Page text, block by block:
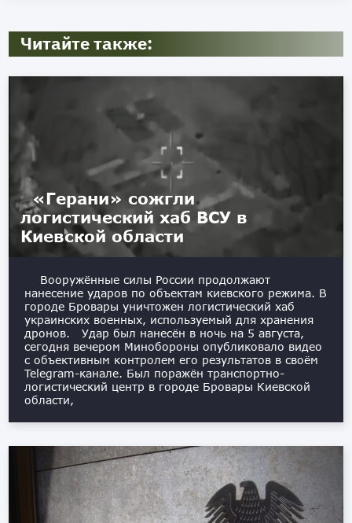
Читайте также:
«Герани» сожгли
логистический хаб ВСУ в
Киевской области
Вооружённые силы России продолжают
нанесение ударов по объектам киевского режима. В
городе Бровары уничтожен логистический хаб
украинских военных, используемый для хранения
дронов. Удар был нанесён в ночь на 5 августа,
сегодня вечером Минобороны опубликовало видео
с объективным контролем его результатов в своём
Telegram-канале. Был поражён транспортно-
логистический центр в городе Бровары Киевской
области,